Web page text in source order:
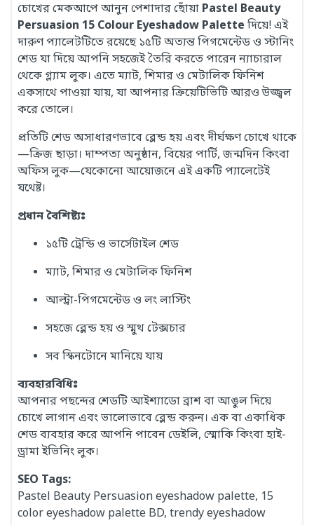
চোখের মেকআপে আনুন পেশাদার ছোঁয়া Pastel Beauty
Persuasion 15 Colour Eyeshadow Palette দিয়ে! এই
দারুণ প্যালেটটিতে রয়েছে ১৫টি অত্যন্ত পিগমেন্টেড ও স্টানিং
শেড যা দিয়ে আপনি সহজেই তৈরি করতে পারেন ন্যাচারাল
থেকে গ্ল্যাম লুক। এতে ম্যাট, শিমার ও মেটালিক ফিনিশ
একসাথে পাওয়া যায়, যা আপনার ক্রিয়েটিভিটি আরও উজ্জ্বল
করে তোলে।
প্রতিটি শেড অসাধারণভাবে ব্লেন্ড হয় এবং দীর্ঘক্ষণ চোখে থাকে
—ক্রিজ ছাড়া। দাম্পত্য অনুষ্ঠান, বিয়ের পার্টি, জন্মদিন কিংবা
অফিস লুক—যেকোনো আয়োজনে এই একটি প্যালেটেই
যথেষ্ট।
প্রধান বৈশিষ্ট্যঃ
১৫টি ট্রেন্ডি ও ভার্সেটাইল শেড
ম্যাট, শিমার ও মেটালিক ফিনিশ
আল্ট্রা-পিগমেন্টেড ও লং লাস্টিং
সহজে ব্লেন্ড হয় ও স্মুথ টেক্সচার
সব স্কিনটোনে মানিয়ে যায়
ব্যবহারবিধিঃ
আপনার পছন্দের শেডটি আইশ্যাডো ব্রাশ বা আঙুল দিয়ে
চোখে লাগান এবং ভালোভাবে ব্লেন্ড করুন। এক বা একাধিক
শেড ব্যবহার করে আপনি পাবেন ডেইলি, স্মোকি কিংবা হাই-
ড্রামা ইভিনিং লুক।
SEO Tags:
Pastel Beauty Persuasion eyeshadow palette, 15
color eyeshadow palette BD, trendy eyeshadow